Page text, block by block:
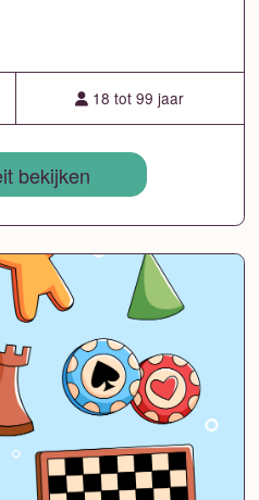
18 tot 99 jaar
bekijken